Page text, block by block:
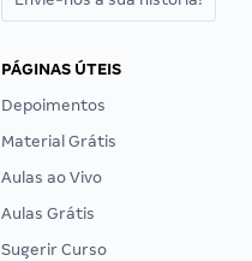
PÁGINAS ÚTEIS
Depoimentos
Material Grátis
Aulas ao Vivo
Aulas Grátis
Sugerir Curso